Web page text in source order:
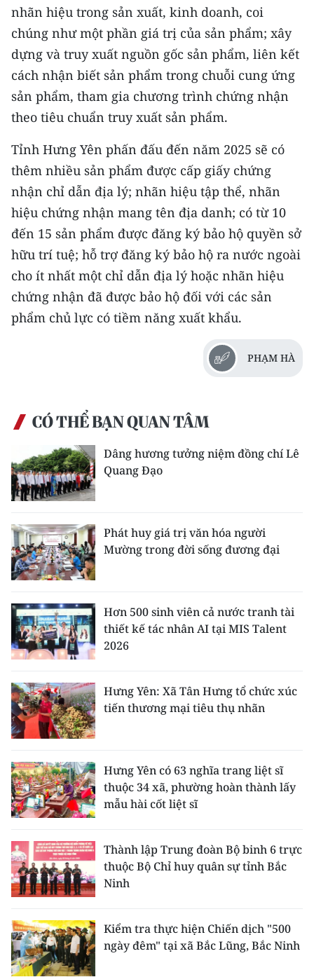
nhãn hiệu trong sản xuất, kinh doanh, coi
chúng như một phần giá trị của sản phẩm; xây
dựng và truy xuất nguồn gốc sản phẩm, liên kết
cách nhận biết sản phẩm trong chuỗi cung ứng
sản phẩm, tham gia chương trình chứng nhận
theo tiêu chuẩn truy xuất sản phẩm.
Tỉnh Hưng Yên phấn đấu đến năm 2025 sẽ có
thêm nhiều sản phẩm được cấp giấy chứng
nhận chỉ dẫn địa lý; nhãn hiệu tập thể, nhãn
hiệu chứng nhận mang tên địa danh; có từ 10
đến 15 sản phẩm được đăng ký bảo hộ quyền sở
hữu trí tuệ; hỗ trợ đăng ký bảo hộ ra nước ngoài
cho ít nhất một chỉ dẫn địa lý hoặc nhãn hiệu
chứng nhận đã được bảo hộ đối với các sản
phẩm chủ lực có tiềm năng xuất khẩu.
PHẠM HÀ
CÓ THỂ BẠN QUAN TÂM
Dâng hương tưởng niệm đồng chí Lê
Quang Đạo
Phát huy giá trị văn hóa người
Mường trong đời sống đương đại
Hơn 500 sinh viên cả nước tranh tài
thiết kế tác nhân AI tại MIS Talent
2026
Hưng Yên: Xã Tân Hưng tổ chức xúc
tiến thương mại tiêu thụ nhãn
Hưng Yên có 63 nghĩa trang liệt sĩ
thuộc 34 xã, phường hoàn thành lấy
mẫu hài cốt liệt sĩ
Thành lập Trung đoàn Bộ binh 6 trực
thuộc Bộ Chỉ huy quân sự tỉnh Bắc
Ninh
Kiểm tra thực hiện Chiến dịch "500
ngày đêm" tại xã Bắc Lũng, Bắc Ninh